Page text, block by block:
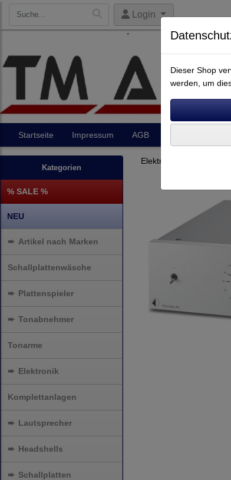
Login
Startseite Impressum AGB
Kategorien
% SALE %
NEU
➨ Artikel nach Marken
Schallplattenwäsche
➨ Plattenspieler
➨ Tonabnehmer
Tonarme
➨ Elektronik
Komplettanlagen
➨ Lautsprecher
➨ Headshells
➨ Schallplatten
Elektronik
Dieser Shop
werden, um